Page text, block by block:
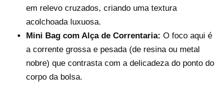
em relevo cruzados, criando uma textura
acolchoada luxuosa.
Mini Bag com Alça de Correntaria: O foco aqui é
a corrente grossa e pesada (de resina ou metal
nobre) que contrasta com a delicadeza do ponto do
corpo da bolsa.